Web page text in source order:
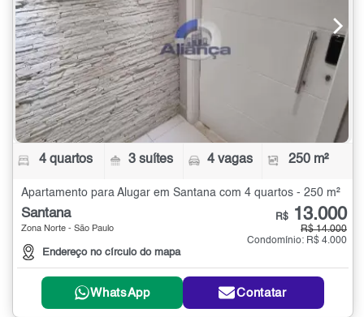
4 quartos 3 suítes 4 vagas 250 m²
Apartamento para Alugar em Santana com 4 quartos - 250 m²
Santana
Zona Norte - São Paulo
Endereço no círculo do mapa
R$ 13.000
R$ 14.000
Condomínio: R$ 4.000
WhatsApp Contatar